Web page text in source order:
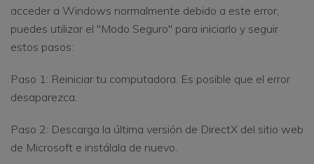
acceder a Windows normalmente debido a este error,
puedes utilizar el "Modo Seguro" para iniciarlo y seguir
estos pasos:
Paso 1: Reiniciar tu computadora. Es posible que el error
desaparezca.
Paso 2: Descarga la última versión de DirectX del sitio web
de Microsoft e instálala de nuevo.